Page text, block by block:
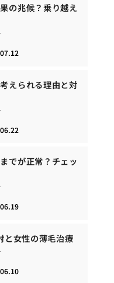
の兆候？乗り越え
えられる理由と対
でが正常？チェッ
と女性の薄毛治療